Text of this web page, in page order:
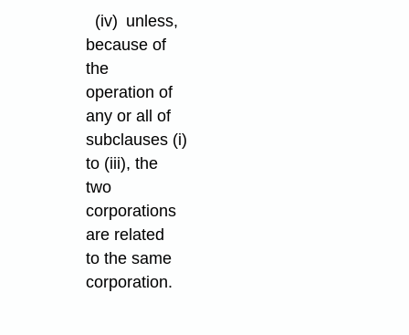
(iv) unless,
because of
the
operation of
any or all of
subclauses (i)
to (iii), the
two
corporations
are related
to the same
corporation.